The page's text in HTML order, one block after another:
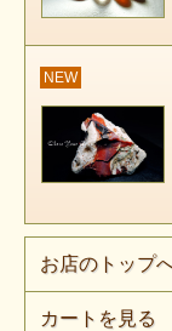
NEW
お店のトップ
カートを見る